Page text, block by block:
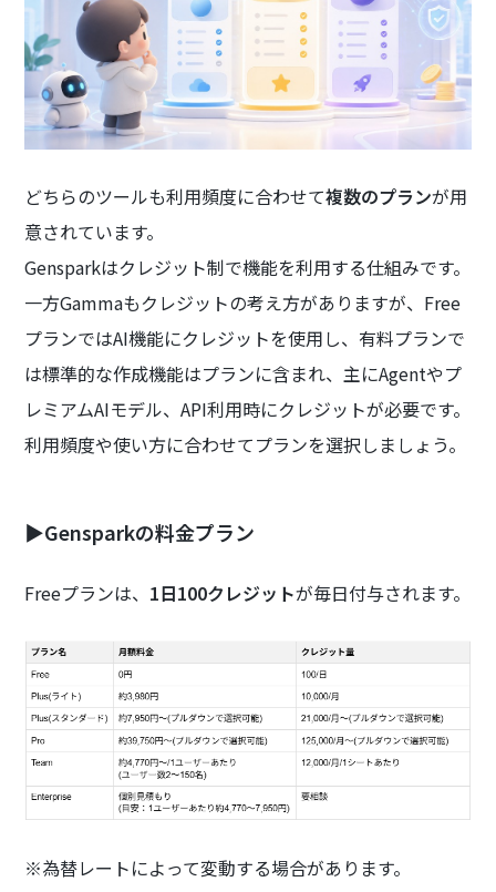
どちらのツールも利用頻度に合わせて複数のプランが用
意されています。
Gensparkはクレジット制で機能を利用する仕組みです。
一方Gammaもクレジットの考え方がありますが、Free
プランではAI機能にクレジットを使用し、有料プランで
は標準的な作成機能はプランに含まれ、主にAgentやプ
レミアムAIモデル、API利用時にクレジットが必要です。
利用頻度や使い方に合わせてプランを選択しましょう。
▶Gensparkの料金プラン
Freeプランは、 1日100クレジットが毎日付与されます。
※為替レートによって変動する場合があります。